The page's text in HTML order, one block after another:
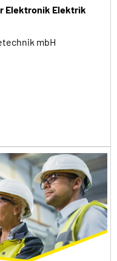
Elektronik Elektrik
mbH